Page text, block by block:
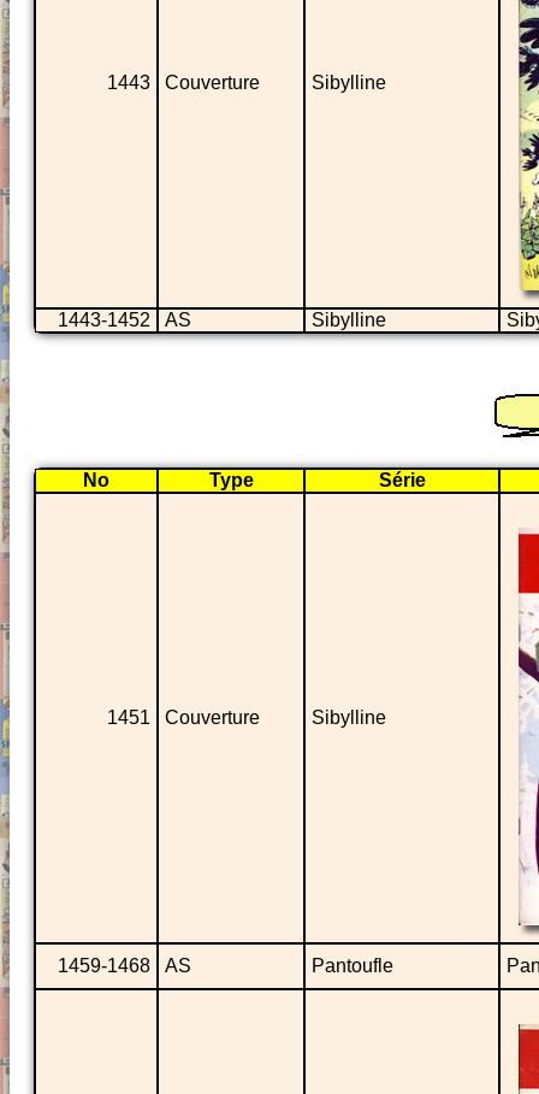
1443 Couverture Sibylline
1443-1452 AS Sibylline
No Type Série
1451 Couverture Sibylline
1459-1468 AS Pantoufle